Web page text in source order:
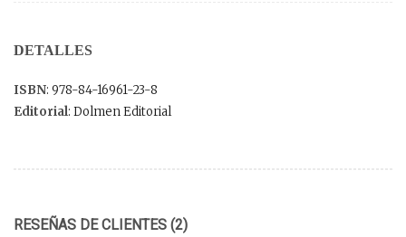
DETALLES
ISBN: 978-84-16961-23-8
Editorial: Dolmen Editorial
RESEÑAS DE CLIENTES (2)